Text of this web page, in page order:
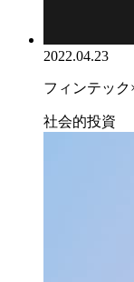
2022.04.23
フィンテッ
社会的投資